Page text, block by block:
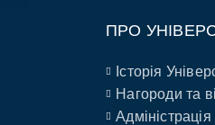
ПРО
Історія
Нагороди та
Адміністрація